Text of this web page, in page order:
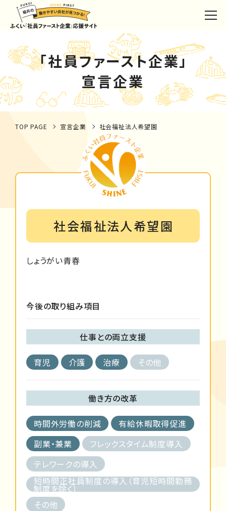
「社員ファースト企業」
宣言企業
TOP PAGE 宣言企業 社会福祉法人希望園
社会福祉法人希望園
しょうがい青春
今後の取り組み項目
仕事との両立支援
育児 介護 治療 その他
働き方の改革
時間外労働の削減
有給休暇取得促進
副業・兼業
フレックスタイム制度導入
テレワークの導入
短時間正社員制度の導入（育児短時間勤務
制度を除く）
その他